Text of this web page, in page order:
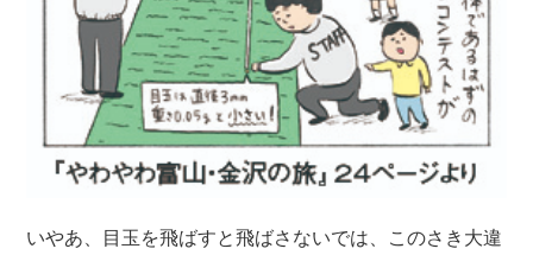
いやあ、目玉を飛ばすと飛ばさないでは、このさき大違